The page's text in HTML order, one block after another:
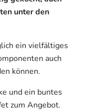
unter den
ein vielfältiges
auch
können.
und ein buntes
zum Angebot.